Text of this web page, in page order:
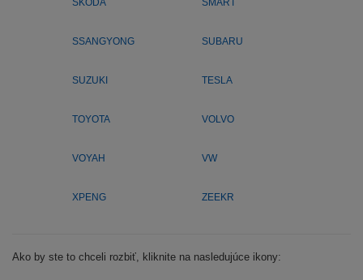
SKODA SMART
SSANGYONG SUBARU
SUZUKI TESLA
TOYOTA VOLVO
VOYAH VW
XPENG ZEEKR
Ako by ste to chceli rozbiť, kliknite na nasledujúce ikony: